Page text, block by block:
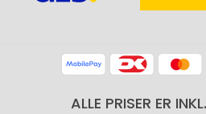
ALLE PRISER ER